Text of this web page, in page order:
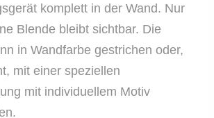
komplett in der Wand. Nur
Blende bleibt sichtbar. Die
in Wandfarbe gestrichen oder,
mit einer speziellen
mit individuellem Motiv